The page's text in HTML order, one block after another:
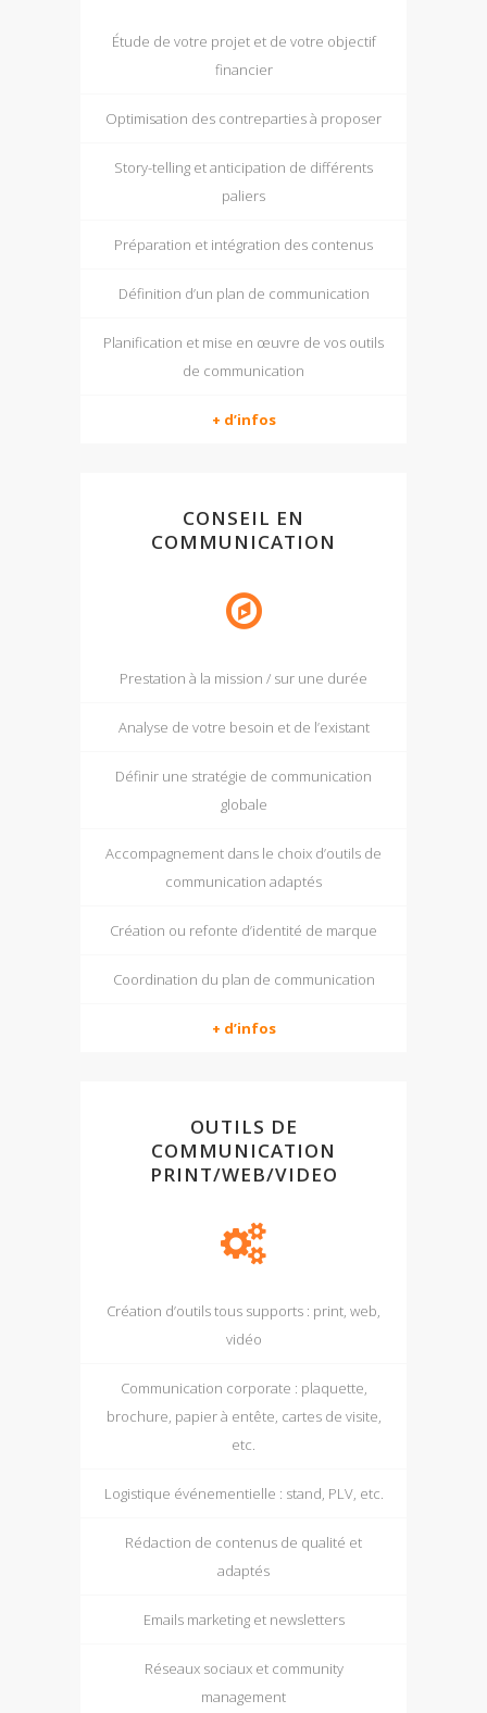
Étude de votre projet et de votre objectif
financier
Optimisation des contreparties à proposer
Story-telling et anticipation de différents
paliers
Préparation et intégration des contenus
Définition d’un plan de communication
Planification et mise en œuvre de vos outils
de communication
+ d’infos
CONSEIL EN
COMMUNICATION
Prestation à la mission / sur une durée
Analyse de votre besoin et de l’existant
Définir une stratégie de communication
globale
Accompagnement dans le choix d’outils de
communication adaptés
Création ou refonte d’identité de marque
Coordination du plan de communication
+ d’infos
OUTILS DE
COMMUNICATION
PRINT/WEB/VIDEO
Création d’outils tous supports : print, web,
vidéo
Communication corporate : plaquette,
brochure, papier à entête, cartes de visite,
etc.
Logistique événementielle : stand, PLV, etc.
Rédaction de contenus de qualité et
adaptés
Emails marketing et newsletters
Réseaux sociaux et community
management